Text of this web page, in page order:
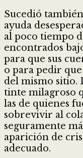
Sucedió
ayuda
al poco tiempo
encontrados
para que sus
o para pedir
del mismo sitio.
tinte milagroso
las de quienes
sobrevivir al
seguramente
aparición de
adecuado.